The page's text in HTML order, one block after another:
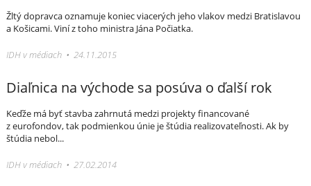
Žltý dopravca oznamuje koniec viacerých jeho vlakov medzi Bratislavou
a Košicami. Viní z toho ministra Jána Počiatka.
IDH v médiach • 24.11.2015
Diaľnica na východe sa posúva o ďalší rok
Keďže má byť stavba zahrnutá medzi projekty financované
z eurofondov, tak podmienkou únie je štúdia realizovateľnosti. Ak by
štúdia nebol...
IDH v médiach • 27.02.2014